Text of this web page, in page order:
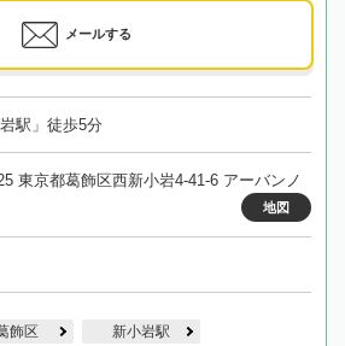
メールする
駅」徒歩5分
東京都葛飾区西新小岩4-41-6 アーバンノ
地図
飾区 新小岩駅